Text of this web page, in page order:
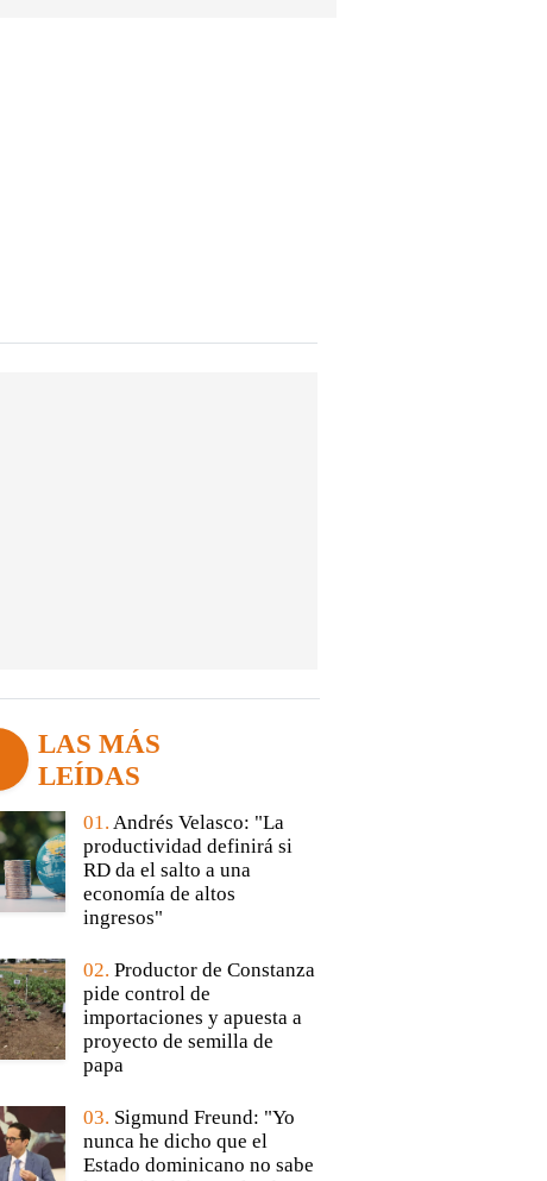
LAS MÁS
LEÍDAS
01. Andrés Velasco: "La
productividad definirá si
RD da el salto a una
economía de altos
ingresos"
02. Productor de Constanza
pide control de
importaciones y apuesta a
proyecto de semilla de
papa
03. Sigmund Freund: "Yo
nunca he dicho que el
Estado dominicano no sabe